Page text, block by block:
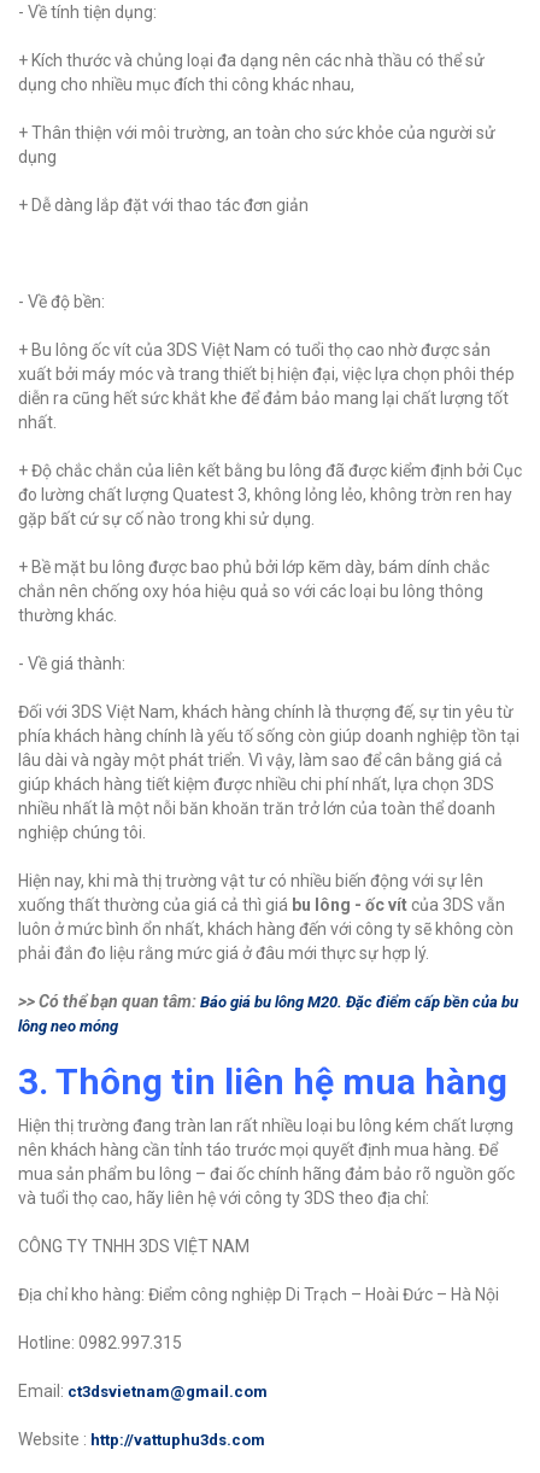
- Về tính tiện dụng:
+ Kích thước và chủng loại đa dạng nên các nhà thầu có thể sử
dụng cho nhiều mục đích thi công khác nhau,
+ Thân thiện với môi trường, an toàn cho sức khỏe của người sử
dụng
+ Dễ dàng lắp đặt với thao tác đơn giản
- Về độ bền:
+ Bu lông ốc vít của 3DS Việt Nam có tuổi thọ cao nhờ được sản
xuất bởi máy móc và trang thiết bị hiện đại, việc lựa chọn phôi thép
diễn ra cũng hết sức khắt khe để đảm bảo mang lại chất lượng tốt
nhất.
+ Độ chắc chắn của liên kết bằng bu lông đã được kiểm định bởi Cục
đo lường chất lượng Quatest 3, không lỏng lẻo, không trờn ren hay
gặp bất cứ sự cố nào trong khi sử dụng.
+ Bề mặt bu lông được bao phủ bởi lớp kẽm dày, bám dính chắc
chắn nên chống oxy hóa hiệu quả so với các loại bu lông thông
thường khác.
- Về giá thành:
Đối với 3DS Việt Nam, khách hàng chính là thượng đế, sự tin yêu từ
phía khách hàng chính là yếu tố sống còn giúp doanh nghiệp tồn tại
lâu dài và ngày một phát triển. Vì vậy, làm sao để cân bằng giá cả
giúp khách hàng tiết kiệm được nhiều chi phí nhất, lựa chọn 3DS
nhiều nhất là một nỗi băn khoăn trăn trở lớn của toàn thể doanh
nghiệp chúng tôi.
Hiện nay, khi mà thị trường vật tư có nhiều biến động với sự lên
xuống thất thường của giá cả thì giá bu lông - ốc vítcủa 3DS vẫn
luôn ở mức bình ổn nhất, khách hàng đến với công ty sẽ không còn
phải đắn đo liệu rằng mức giá ở đâu mới thực sự hợp lý.
>> Có thể bạn quan tâm: Báo giá bu lông M20. Đặc điểm cấp bền của bu
lông neo móng
3. Thông tin liên hệ mua hàng
Hiện thị trường đang tràn lan rất nhiều loại bu lông kém chất lượng
nên khách hàng cần tỉnh táo trước mọi quyết định mua hàng. Để
mua sản phẩm bu lông – đai ốc chính hãng đảm bảo rõ nguồn gốc
và tuổi thọ cao, hãy liên hệ với công ty 3DS theo địa chỉ:
CÔNG TY TNHH 3DS VIỆT NAM
Địa chỉ kho hàng: Điểm công nghiệp Di Trạch – Hoài Đức – Hà Nội
Hotline: 0982.997.315
Email: ct3dsvietnam@gmail.com
Website : http://vattuphu3ds.com